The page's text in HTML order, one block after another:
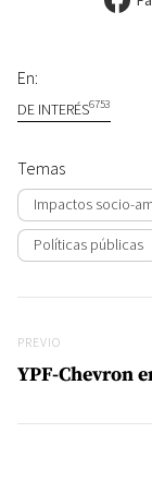
En:
DE INTERÉS6753
Temas
Impactos socio-
Políticas públicas
Previo
PREVIO
YPF-Chevron